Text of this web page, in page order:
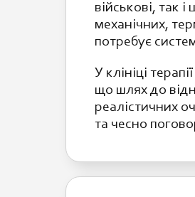
військові, так
механічних,
потребує
У клініці
що шлях до
реалістичних
та чесно